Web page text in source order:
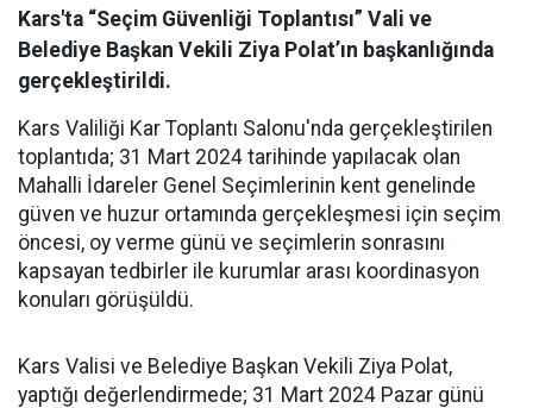
Kars'ta “Seçim Güvenliği Toplantısı” Vali ve
Belediye Başkan Vekili Ziya Polat’ın başkanlığında
gerçekleştirildi.
Kars Valiliği Kar Toplantı Salonu'nda gerçekleştirilen
toplantıda; 31 Mart 2024 tarihinde yapılacak olan
Mahalli İdareler Genel Seçimlerinin kent genelinde
güven ve huzur ortamında gerçekleşmesi için seçim
öncesi, oy verme günü ve seçimlerin sonrasını
kapsayan tedbirler ile kurumlar arası koordinasyon
konuları görüşüldü.
Kars Valisi ve Belediye Başkan Vekili Ziya Polat,
yaptığı değerlendirmede; 31 Mart 2024 Pazar günü